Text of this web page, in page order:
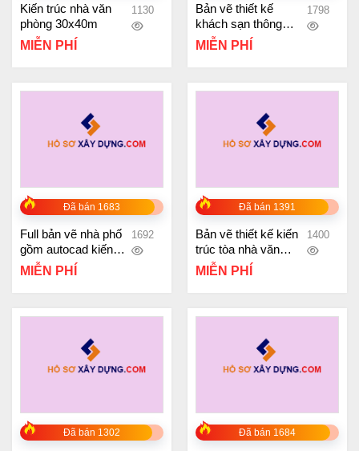
Kiến trúc nhà văn
phòng 30x40m
1130
MIỄN PHÍ
Bản vẽ thiết kế
khách sạn thông
minh 10 tầng nổi 1
hầm 19.5x23m
1798
MIỄN PHÍ
Đã bán 1683
Full bản vẽ nhà phố
gồm autocad kiến
trúc, kết cấu, điện
nước và dựng 3d
1692
MIỄN PHÍ
Đã bán 1391
Bản vẽ thiết kế kiến
trúc tòa nhà văn
phòng 15 tầng 2 hầm
25x28m
1400
MIỄN PHÍ
Đã bán 1302 Đã bán 1684